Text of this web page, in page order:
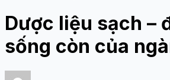
Dược liệu sạch –
sống còn của